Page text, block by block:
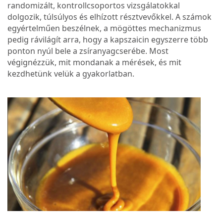
randomizált, kontrollcsoportos vizsgálatokkal
dolgozik, túlsúlyos és elhízott résztvevőkkel. A számok
egyértelműen beszélnek, a mögöttes mechanizmus
pedig rávilágít arra, hogy a kapszaicin egyszerre több
ponton nyúl bele a zsíranyagcserébe. Most
végignézzük, mit mondanak a mérések, és mit
kezdhetünk velük a gyakorlatban.